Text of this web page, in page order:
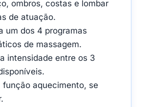
ombros, costas e lombar
de atuação.
um dos 4 programas
de massagem.
intensidade entre os 3
função aquecimento, se